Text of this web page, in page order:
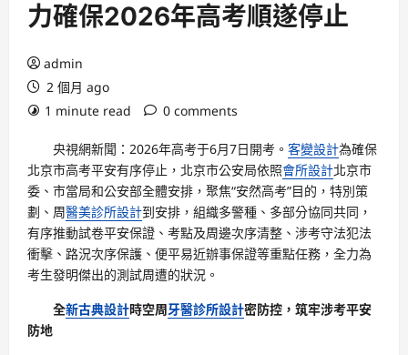
力確保2026年高考順遂停止
admin
2 個月 ago
1 minute read
0 comments
央視網新聞：2026年高考于6月7日開考。 客變設計為確保
北京市高考平安有序停止，北京市公安局依照會所設計北京市
委、市當局和公安部全體安排，聚焦“安然高考”目的，特別策
劃、周醫美診所設計到安排，組織多警種、多部分協同共同，
有序推動試卷平安保證、考點及周邊次序清整、涉考守法犯法
衝擊、路況次序保護、便平易近辦事保證等重點任務，全力為
考生發明傑出的測試周遭的狀況。
全新古典設計時空周牙醫診所設計密防控，筑牢涉考平安
防地